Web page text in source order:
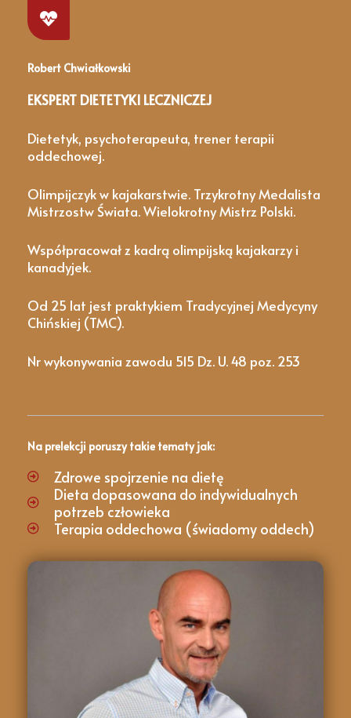
Robert Chwiałkowski
EKSPERT DIETETYKI LECZNICZEJ
Dietetyk, psychoterapeuta, trener terapii
oddechowej.
Olimpijczyk w kajakarstwie. Trzykrotny Medalista
Mistrzostw Świata. Wielokrotny Mistrz Polski.
Współpracował z kadrą olimpijską kajakarzy i
kanadyjek.
Od 25 lat jest praktykiem Tradycyjnej Medycyny
Chińskiej (TMC).
Nr wykonywania zawodu 515 Dz. U. 48 poz. 253
Na prelekcji poruszy takie tematy jak:
Zdrowe spojrzenie na dietę
Dieta dopasowana do indywidualnych
potrzeb człowieka
Terapia oddechowa (świadomy oddech)